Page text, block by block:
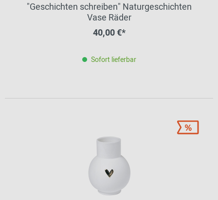
"Geschichten schreiben" Naturgeschichten
Vase Räder
40,00 €*
Sofort lieferbar